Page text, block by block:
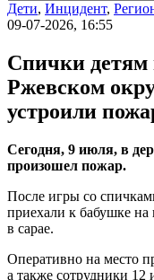
Дети, Инцидент,
09-07-2026, 16:55
Спички
Ржевском
устроили
Сегодня, 9 июля, в
произошел пожар.
После игры со
приехали к бабушке на
в сарае.
Оперативно на место
а также сотрудники